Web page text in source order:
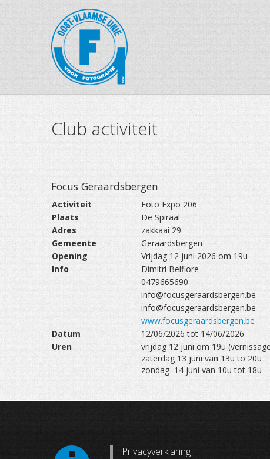
Club activiteit
Focus Geraardsbergen
Activiteit
Foto Expo 206
Plaats
De Spiraal
Adres
zakkaai 29
Gemeente
Geraardsbergen
Opening
Vrijdag 12 juni 2026 om 19u
Info
Dimitri Belfiore
0479665690
info@focusgeraardsbergen.be
info@focusgeraardsbergen.be
www.focusgeraardsbergen.be
Datum
12/06/2026 tot 14/06/2026
Uren
vrijdag 12 juni om 19u
zaterdag 13 juni van 13u to 20u
zondag 14 juni van 10u tot 18u
Privacyverklaring